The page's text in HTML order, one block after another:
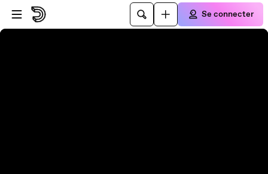
Passer au player
Passer au contenu principal
Se connecter